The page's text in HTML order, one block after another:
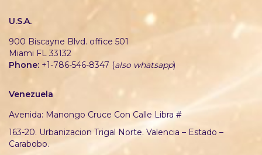
U.S.A.
900 Biscayne Blvd. office 501
Miami FL 33132
Phone: +1-786-546-8347 (also whatsapp)
Venezuela
Avenida: Manongo Cruce Con Calle Libra #
163-20. Urbanizacion Trigal Norte. Valencia – Estado –
Carabobo.